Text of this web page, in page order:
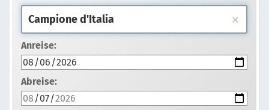
Anreise:
Abreise: